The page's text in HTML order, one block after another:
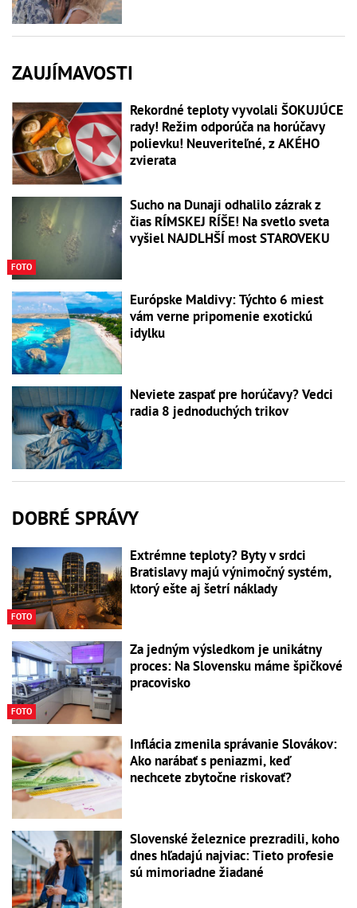
ZAUJÍMAVOSTI
Rekordné teploty vyvolali ŠOKUJÚCE
rady! Režim odporúča na horúčavy
polievku! Neuveriteľné, z AKÉHO
zvierata
FOTO
Sucho na Dunaji odhalilo zázrak z
čias RÍMSKEJ RÍŠE! Na svetlo sveta
vyšiel NAJDLHŠÍ most STAROVEKU
Európske Maldivy: Týchto 6 miest
vám verne pripomenie exotickú
idylku
Neviete zaspať pre horúčavy? Vedci
radia 8 jednoduchých trikov
DOBRÉ SPRÁVY
FOTO
Extrémne teploty? Byty v srdci
Bratislavy majú výnimočný systém,
ktorý ešte aj šetrí náklady
FOTO
Za jedným výsledkom je unikátny
proces: Na Slovensku máme špičkové
pracovisko
Inflácia zmenila správanie Slovákov:
Ako narábať s peniazmi, keď
nechcete zbytočne riskovať?
Slovenské železnice prezradili, koho
dnes hľadajú najviac: Tieto profesie
sú mimoriadne žiadané